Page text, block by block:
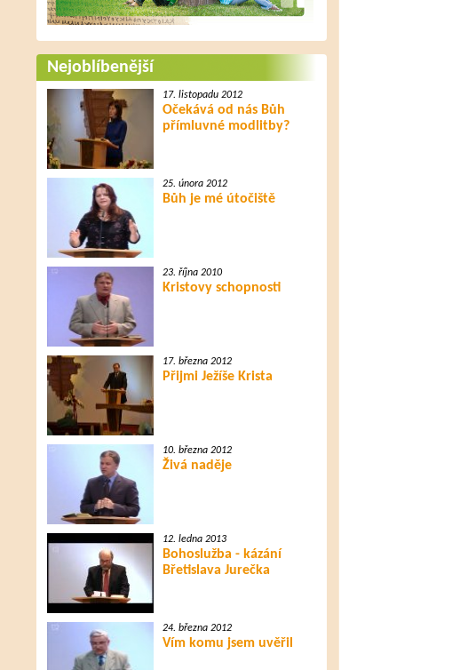
Nejoblíbenější
17. listopadu 2012
Očekává od nás Bůh
přímluvné modlitby?
25. února 2012
Bůh je mé útočiště
23. října 2010
Kristovy schopnosti
17. března 2012
Přijmi Ježíše Krista
10. března 2012
Živá naděje
12. ledna 2013
Bohoslužba - kázání
Břetislava Jurečka
24. března 2012
Vím komu jsem uvěřil